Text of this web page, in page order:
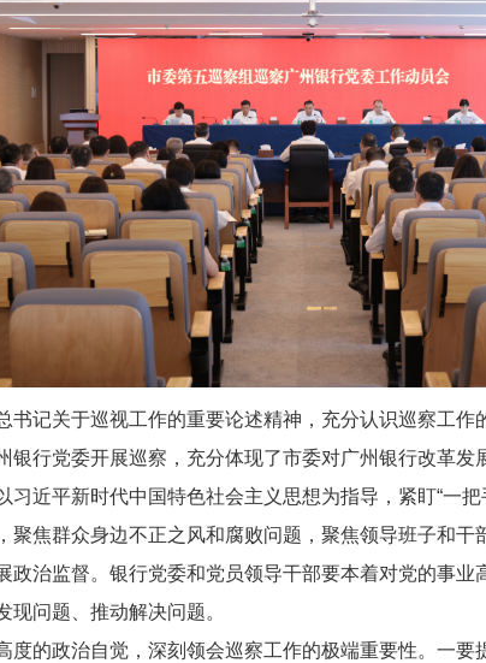
书记关于巡视工作的重要论述精神 ，充分认识巡察工作
银行党委开展巡察 ，充分体现了市委对广州银行改革
近平新时代中国特色社会主义思想为指导， 紧盯“一
聚焦群众身边不正之风和腐败问题，聚焦领导班子和
治监督。 银行党委和党员领导干部要本着对党的事
问题、推动解决问题。
度的政治自觉，深刻领会巡察工作的极端重要性。 一要